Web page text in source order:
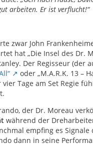
arbeiten. Er ist verflucht!“
zwar John
hat „Die Insel des Dr.
Der Regisseur (der
oder „M.A.R.K. 13 –
Tage am Set Regie
der Dr. Moreau
während der
empfing es Signale
dann in seine